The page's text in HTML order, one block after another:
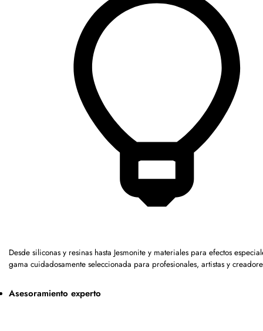
Desde siliconas y resinas hasta Jesmonite y materiales para efectos
gama cuidadosamente seleccionada para profesionales, artistas y
Asesoramiento experto